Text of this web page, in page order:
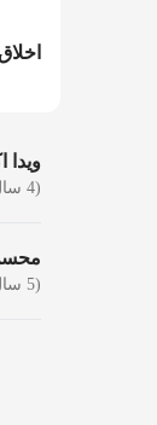
ویدا
(4 سال،10 ماه پیش)
(5 سال،1 ماه پیش)